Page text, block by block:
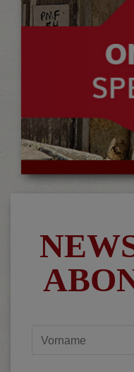
Unsere